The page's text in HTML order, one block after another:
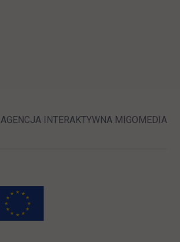
AGENCJA INTERAKTYWNA LINK OTWIERA
MIGOMEDIA